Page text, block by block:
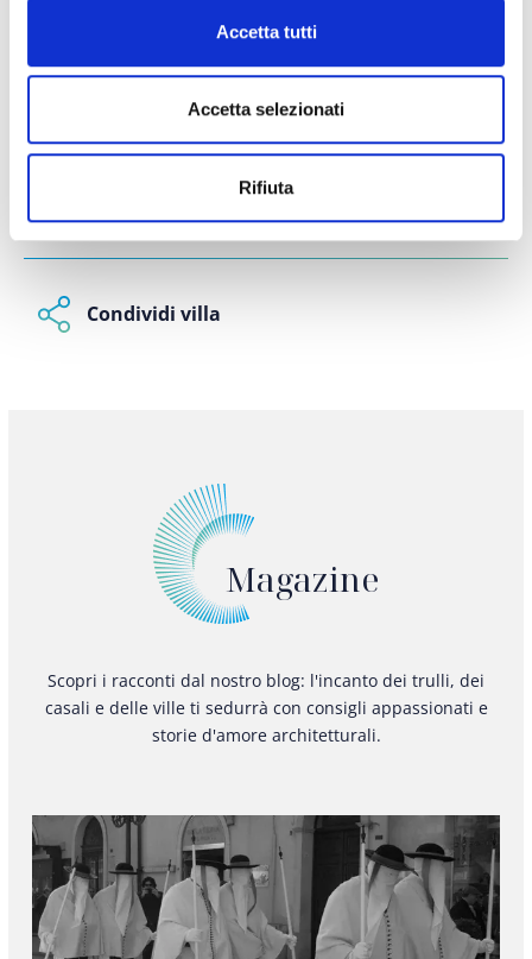
Accetta tutti
Accetta selezionati
Rifiuta
CAUZIONE & ASSICURAZIONE VIAGGI
REGOLE DELLA CASA
INFO AGGIUNTIVE
Condividi villa
Magazine
Scopri i racconti dal nostro blog: l'incanto dei trulli, dei
casali e delle ville ti sedurrà con consigli appassionati e
storie d'amore architetturali.